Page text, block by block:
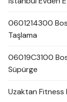
0601214300
Taşlama
06019C3100
Süpürge
Uzaktan Fitness